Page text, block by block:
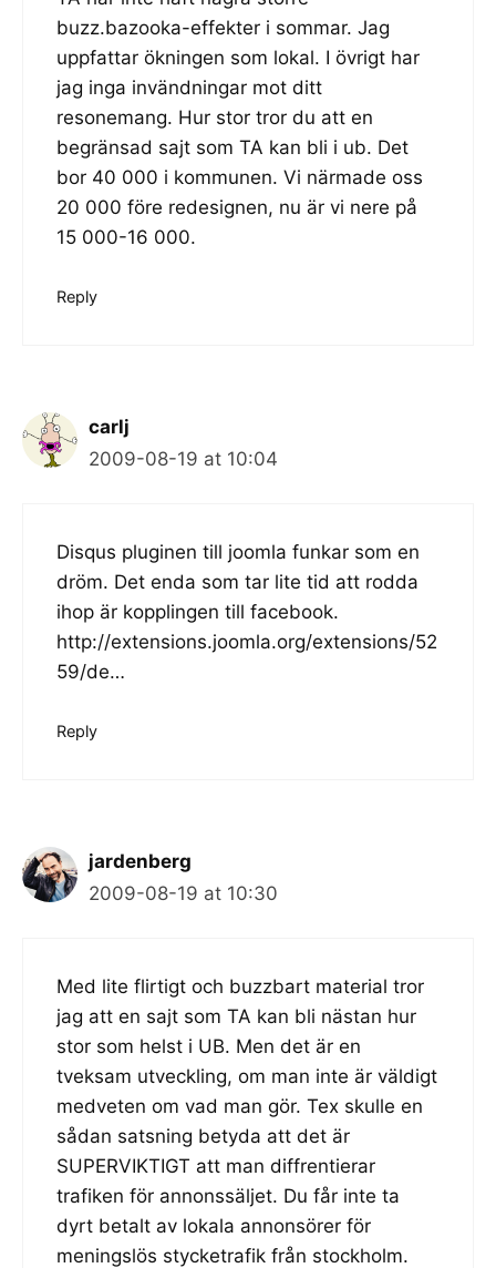
buzz.bazooka-effekter i sommar. Jag
uppfattar ökningen som lokal. I övrigt har
jag inga invändningar mot ditt
resonemang. Hur stor tror du att en
begränsad sajt som TA kan bli i ub. Det
bor 40 000 i kommunen. Vi närmade oss
20 000 före redesignen, nu är vi nere på
15 000-16 000.
Reply
carlj
2009-08-19 at 10:04
Disqus pluginen till joomla funkar som en
dröm. Det enda som tar lite tid att rodda
ihop är kopplingen till facebook.
http://extensions.joomla.org/extensions/52
59/de…
Reply
jardenberg
2009-08-19 at 10:30
Med lite flirtigt och buzzbart material tror
jag att en sajt som TA kan bli nästan hur
stor som helst i UB. Men det är en
tveksam utveckling, om man inte är väldigt
medveten om vad man gör. Tex skulle en
sådan satsning betyda att det är
SUPERVIKTIGT att man diffrentierar
trafiken för annonssäljet. Du får inte ta
dyrt betalt av lokala annonsörer för
meningslös stycketrafik från stockholm.